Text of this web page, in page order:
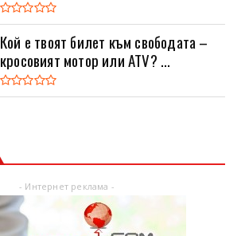
Кой е твоят билет към свободата –
кросовият мотор или ATV? ...
- Интернет реклама -